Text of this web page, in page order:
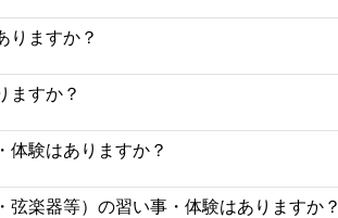
りますか？
ますか？
体験はありますか？
弦楽器等）の習い事・体験はありますか？